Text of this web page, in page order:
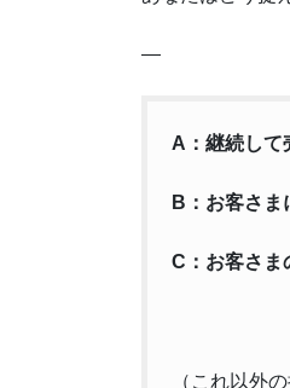
—
A：継続して
B：お客さま
C：お客さま
（これ以外